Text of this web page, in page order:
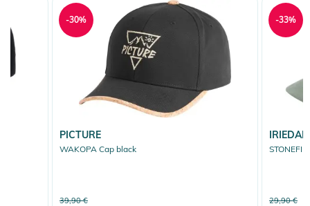
PICTURE
WAKOPA Cap black
39,90 €
-30%
29,90 €
-33%